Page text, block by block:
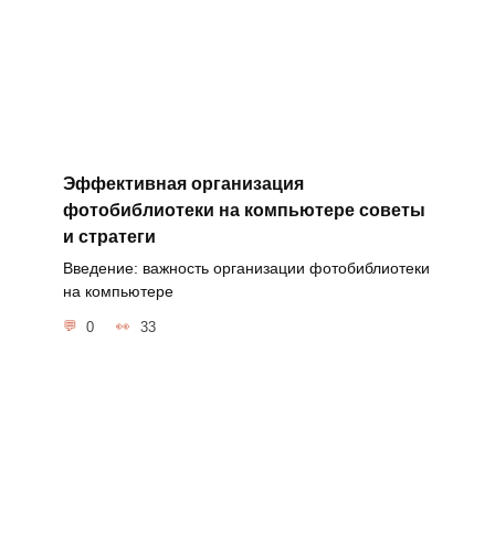
Эффективная организация
фотобиблиотеки на компьютере советы
и стратеги
Введение: важность организации фотобиблиотеки
на компьютере
0 33